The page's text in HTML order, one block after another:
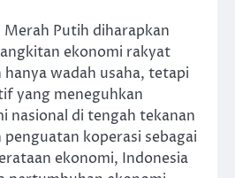
Merah Putih diharapkan
ekonomi rakyat
hanya wadah usaha, tetapi
yang meneguhkan
nasional di tengah tekanan
koperasi sebagai
ekonomi, Indonesia